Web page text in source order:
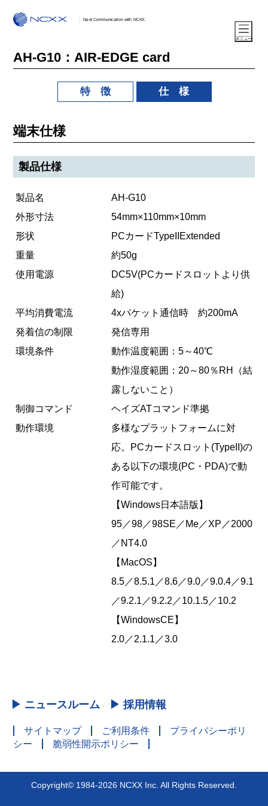
Next Communication with NCXX.
AH-G10：AIR-EDGE card
特 徴 仕 様
端末仕様
製品仕様
製品名
AH-G10
外形寸法
54mm×110mm×10mm
形状
PCカードTypeIIExtended
重量
約50g
使用電源
DC5V(PCカードスロットより供
給)
平均消費電流
4xパケット通信時 約200mA
発着信の制限
発信専用
環境条件
動作温度範囲：5～40℃
動作湿度範囲：20～80％RH（結
露しないこと）
制御コマンド
ヘイズATコマンド準拠
動作環境
多様なプラットフォームに対
応。PCカードスロット(TypeII)の
ある以下の環境(PC・PDA)で動
作可能です。
【Windows日本語版】
95／98／98SE／Me／XP／2000
／NT4.0
【MacOS】
8.5／8.5.1／8.6／9.0／9.0.4／9.1
／9.2.1／9.2.2／10.1.5／10.2
【WindowsCE】
2.0／2.1.1／3.0
▶ ニュースルーム ▶ 採用情報
サイトマップ ご利用条件
プライバシーポリ
シー
脆弱性開示ポリシー
Copyright© 1984-2026 NCXX Inc. All Rights Reserved.